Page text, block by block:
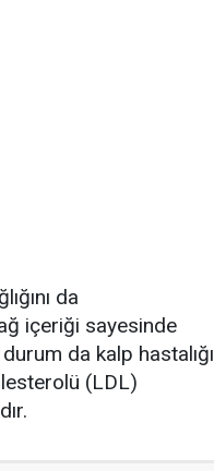
da
içeriği sayesinde
da kalp hastalığı
(LDL)